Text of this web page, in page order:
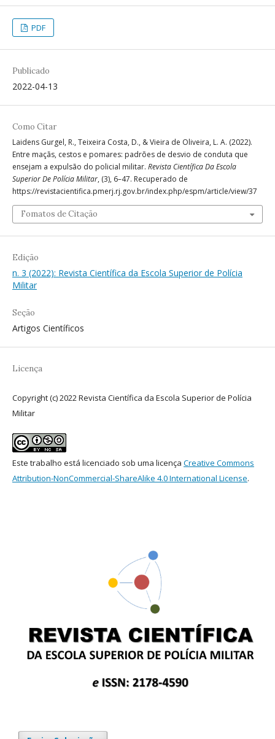
PDF
Publicado
2022-04-13
Como Citar
Laidens Gurgel, R., Teixeira Costa, D., & Vieira de Oliveira, L. A. (2022).
Entre maçãs, cestos e pomares: padrões de desvio de conduta que
ensejam a expulsão do policial militar. Revista Científica Da Escola
Superior De Polícia Militar, (3), 6–47. Recuperado de
https://revistacientifica.pmerj.rj.gov.br/index.php/espm/article/view/37
Fomatos de Citação
Edição
n. 3 (2022): Revista Científica da Escola Superior de Polícia
Militar
Seção
Artigos Científicos
Licença
Copyright (c) 2022 Revista Científica da Escola Superior de Polícia
Militar
Este trabalho está licenciado sob uma licença Creative Commons
Attribution-NonCommercial-ShareAlike 4.0 International License.